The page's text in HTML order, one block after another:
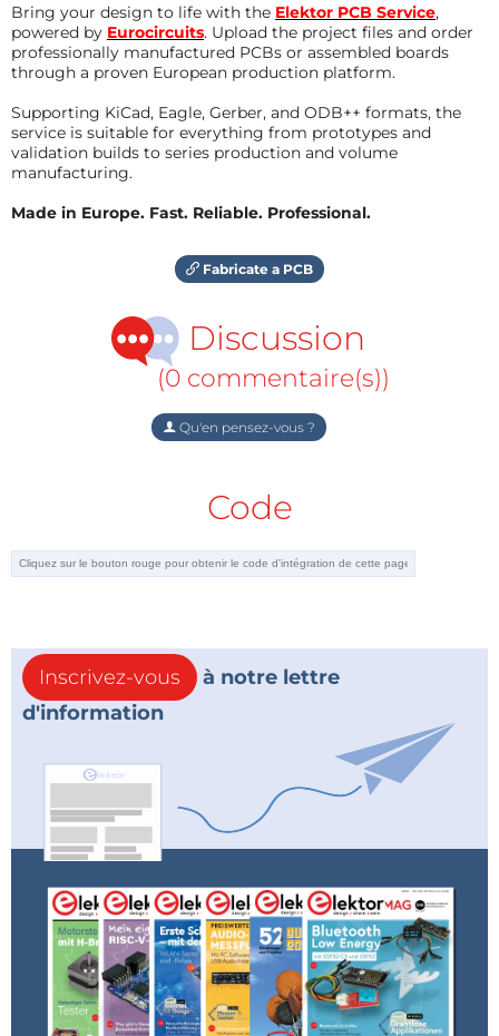
Bring your design to life with the Elektor PCB Service,
powered by Eurocircuits. Upload the project files and order
professionally manufactured PCBs or assembled boards
through a proven European production platform.
Supporting KiCad, Eagle, Gerber, and ODB++ formats, the
service is suitable for everything from prototypes and
validation builds to series production and volume
manufacturing.
Made in Europe. Fast. Reliable. Professional.
Fabricate a PCB
Discussion
(0 commentaire(s))
Qu'en pensez-vous ?
Code
Inscrivez-vous
à notre lettre
d'information